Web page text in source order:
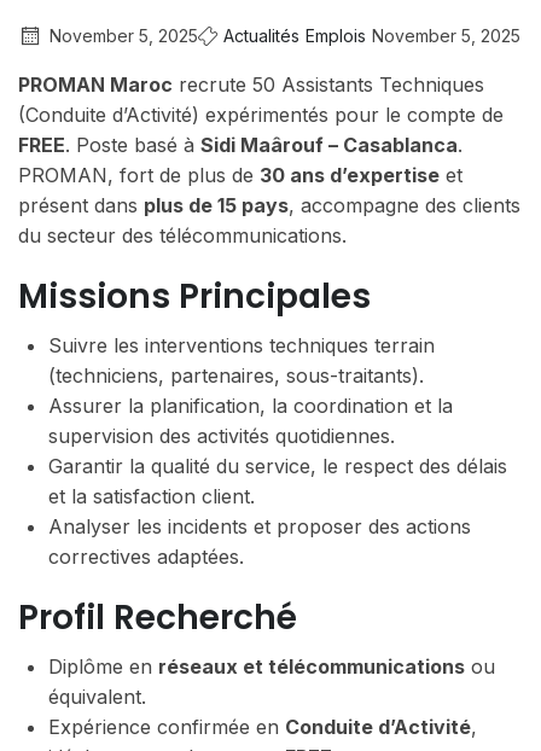
November 5, 2025 Actualités Emplois November 5, 2025
PROMAN Maroc recrute 50 Assistants Techniques
(Conduite d’Activité) expérimentés pour le compte de
FREE. Poste basé à Sidi Maârouf – Casablanca.
PROMAN, fort de plus de 30 ans d’expertise et
présent dans plus de 15 pays, accompagne des clients
du secteur des télécommunications.
Missions Principales
Suivre les interventions techniques terrain
(techniciens, partenaires, sous-traitants).
Assurer la planification, la coordination et la
supervision des activités quotidiennes.
Garantir la qualité du service, le respect des délais
et la satisfaction client.
Analyser les incidents et proposer des actions
correctives adaptées.
Profil Recherché
Diplôme en réseaux et télécommunications ou
équivalent.
Expérience confirmée en Conduite d’Activité,